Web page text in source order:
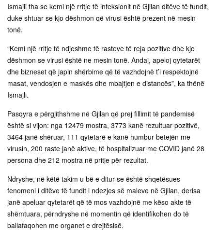
Ismajli tha se kemi një rritje të infeksionit në Gjilan ditëve të fundit,
duke shtuar se kjo dëshmon që virusi është prezent në mesin
tonë.
“Kemi një rritje të ndjeshme të rasteve të reja pozitive dhe kjo
dëshmon se virusi është ne mesin tonë. Andaj, apeloj qytetarët
dhe bizneset që japin shërbime që të vazhdojnë t’i respektojnë
masat, vendosjen e maskës dhe mbajtjen e distancës”, ka thënë
Ismajli.
Pasqyra e përgjithshme në Gjilan që prej fillimit të pandemisë
është si vijon: nga 12479 mostra, 3773 kanë rezultuar pozitivë,
3464 janë shëruar, 111 qytetarë e kanë humbur betejën me
virusin, 200 raste janë aktive, të hospitalizuar me COVID janë 28
persona dhe 212 mostra në pritje për rezultat.
Ndryshe, në këtë takim u bë e ditur se është shqetësues
fenomeni i ditëve të fundit i ndezjes së maleve në Gjilan, derisa
janë apeluar qytetarët që të mos vazhdojnë me këso akte të
shëmtuara, përndryshe në momentin që identifikohen do të
ballafaqohen me organet e drejtësisë.